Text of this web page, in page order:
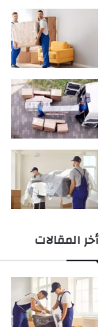
أخر المقالات